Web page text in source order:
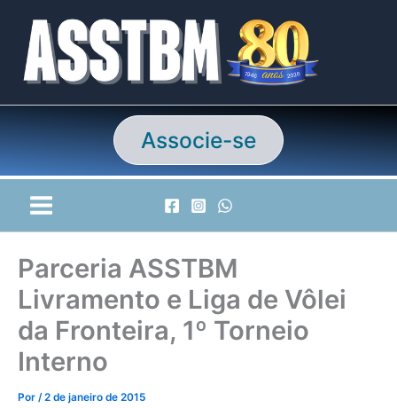
conteúdo
Associe-se
Parceria ASSTBM
Livramento e Liga de Vôlei
da Fronteira, 1º Torneio
Interno
Por /2 de janeiro de 2015